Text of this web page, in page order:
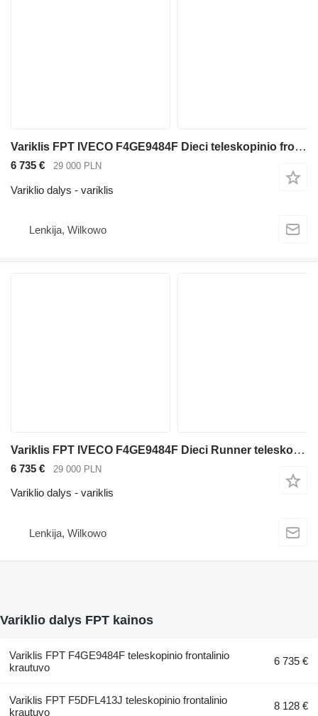
Variklis FPT IVECO F4GE9484F Dieci teleskopinio frontalinio krautuvo
6 735 € 29 000 PLN
Variklio dalys - variklis
Lenkija, Wilkowo
Variklis FPT IVECO F4GE9484F Dieci Runner teleskopinio frontalinio krautuvo
6 735 € 29 000 PLN
Variklio dalys - variklis
Lenkija, Wilkowo
Variklio dalys FPT kainos
Variklis FPT F4GE9484F teleskopinio frontalinio
krautuvo
6 735 €
Variklis FPT F5DFL413J teleskopinio frontalinio
krautuvo
8 128 €